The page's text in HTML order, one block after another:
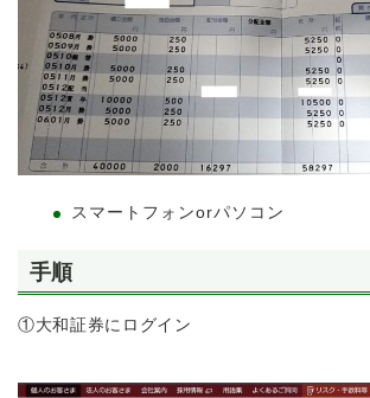
スマートフォンorパソコン
手順
①大和証券にログイン